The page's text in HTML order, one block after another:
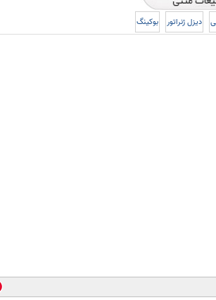
دیزل ژنراتور بوکینگ